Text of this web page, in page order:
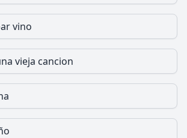
vino
vieja cancion